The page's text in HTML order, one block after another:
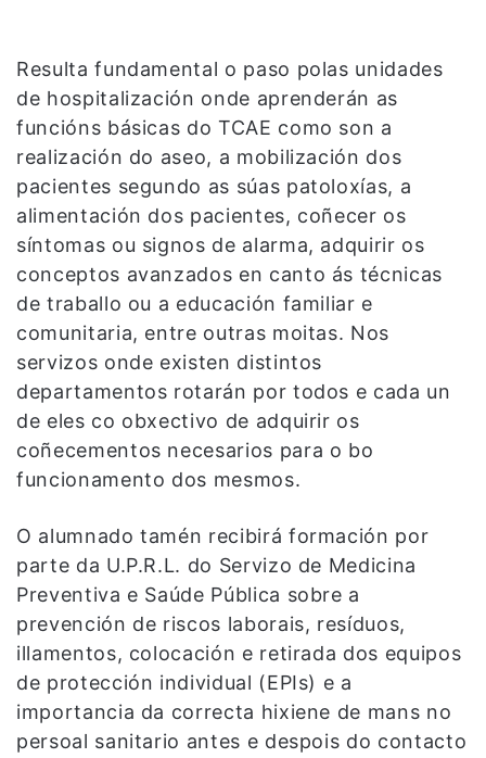
Resulta fundamental o paso polas unidades
de hospitalización onde aprenderán as
funcións básicas do TCAE como son a
realización do aseo, a mobilización dos
pacientes segundo as súas patoloxías, a
alimentación dos pacientes, coñecer os
síntomas ou signos de alarma, adquirir os
conceptos avanzados en canto ás técnicas
de traballo ou a educación familiar e
comunitaria, entre outras moitas. Nos
servizos onde existen distintos
departamentos rotarán por todos e cada un
de eles co obxectivo de adquirir os
coñecementos necesarios para o bo
funcionamento dos mesmos.
O alumnado tamén recibirá formación por
parte da U.P.R.L. do Servizo de Medicina
Preventiva e Saúde Pública sobre a
prevención de riscos laborais, resíduos,
illamentos, colocación e retirada dos equipos
de protección individual (EPIs) e a
importancia da correcta hixiene de mans no
persoal sanitario antes e despois do contacto